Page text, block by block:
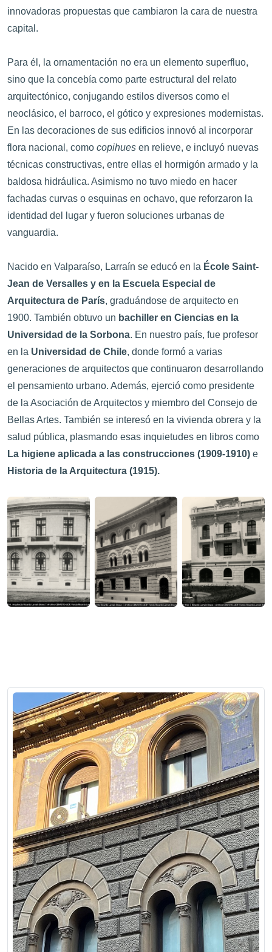
innovadoras propuestas que cambiaron la cara de nuestra
capital.
Para él, la ornamentación no era un elemento superfluo,
sino que la concebía como parte estructural del relato
arquitectónico, conjugando estilos diversos como el
neoclásico, el barroco, el gótico y expresiones modernistas.
En las decoraciones de sus edificios innovó al incorporar
flora nacional, como copihues en relieve, e incluyó nuevas
técnicas constructivas, entre ellas el hormigón armado y la
baldosa hidráulica. Asimismo no tuvo miedo en hacer
fachadas curvas o esquinas en ochavo, que reforzaron la
identidad del lugar y fueron soluciones urbanas de
vanguardia.
Nacido en Valparaíso, Larraín se educó en la École Saint-
Jean de Versalles y en la Escuela Especial de
Arquitectura de París, graduándose de arquitecto en
1900. También obtuvo un bachiller en Ciencias en la
Universidad de la Sorbona. En nuestro país, fue profesor
en la Universidad de Chile, donde formó a varias
generaciones de arquitectos que continuaron desarrollando
el pensamiento urbano. Además, ejerció como presidente
de la Asociación de Arquitectos y miembro del Consejo de
Bellas Artes. También se interesó en la vivienda obrera y la
salud pública, plasmando esas inquietudes en libros como
La higiene aplicada a las construcciones (1909-1910) e
Historia de la Arquitectura (1915).